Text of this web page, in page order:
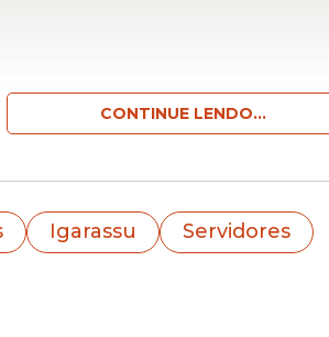
da Associação
de Pernambuco é
e construir cidades mais
CONTINUE LENDO...
Igarassu Servidores